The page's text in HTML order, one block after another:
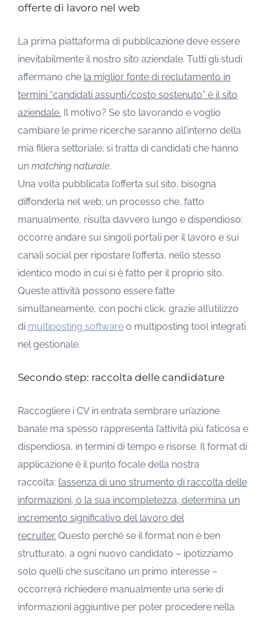
offerte di lavoro nel web
La prima piattaforma di pubblicazione deve essere
inevitabilmente il nostro sito aziendale. Tutti gli studi
affermano che la miglior fonte di reclutamento in
termini “candidati assunti/costo sostenuto” è il sito
aziendale. Il motivo? Se sto lavorando e voglio
cambiare le prime ricerche saranno all’interno della
mia filiera settoriale; si tratta di candidati che hanno
un matching naturale.
Una volta pubblicata l’offerta sul sito, bisogna
diffonderla nel web; un processo che, fatto
manualmente, risulta davvero lungo e dispendioso:
occorre andare sui singoli portali per il lavoro e sui
canali social per ripostare l’offerta, nello stesso
identico modo in cui si è fatto per il proprio sito.
Queste attività possono essere fatte
simultaneamente, con pochi click, grazie all’utilizzo
di multiposting softwareo multiposting tool integrati
nel gestionale.
Secondo step: raccolta delle candidature
Raccogliere i CV in entrata sembrare un’azione
banale ma spesso rappresenta l’attività più faticosa e
dispendiosa, in termini di tempo e risorse. Il format di
applicazione è il punto focale della nostra
raccolta: l’assenza di uno strumento di raccolta delle
informazioni, o la sua incompletezza, determina un
incremento significativo del lavoro del
recruiter. Questo perché se il format non è ben
strutturato, a ogni nuovo candidato – ipotizziamo
solo quelli che suscitano un primo interesse –
occorrerà richiedere manualmente una serie di
informazioni aggiuntive per poter procedere nella